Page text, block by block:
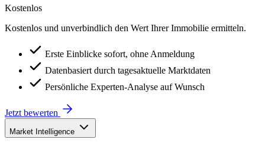
Kostenlos
Kostenlos und unverbindlich den Wert Ihrer Immobilie ermitteln.
Erste Einblicke sofort, ohne Anmeldung
Datenbasiert durch tagesaktuelle Marktdaten
Persönliche Experten-Analyse auf Wunsch
Jetzt bewerten
Market Intelligence